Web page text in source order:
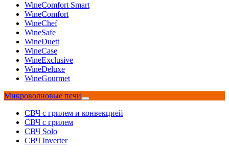
WineComfort Smart
WineComfort
WineChef
WineSafe
WineDuett
WineCase
WineExclusive
WineDeluxe
WineGourmet
Микроволновые печи
СВЧ с грилем и конвекцией
СВЧ с грилем
СВЧ Solo
СВЧ Inverter